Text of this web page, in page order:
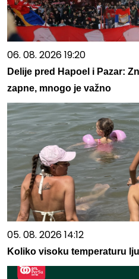
06. 08. 2026 19:20
Delije pred Hapoel i Pazar:
zapne, mnogo je važno
05. 08. 2026 14:12
Koliko visoku temperaturu